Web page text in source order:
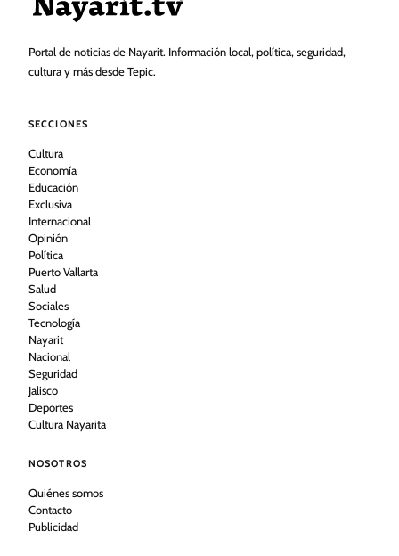
Portal de noticias de Nayarit. Información local, política, seguridad,
cultura y más desde Tepic.
SECCIONES
Cultura
Economía
Educación
Exclusiva
Internacional
Opinión
Política
Puerto Vallarta
Salud
Sociales
Tecnología
Nayarit
Nacional
Seguridad
Jalisco
Deportes
Cultura Nayarita
NOSOTROS
Quiénes somos
Contacto
Publicidad